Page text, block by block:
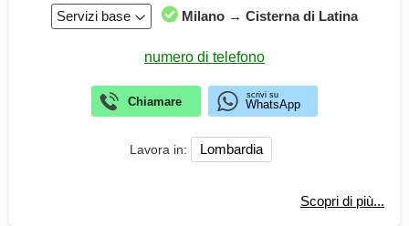
Servizi base Milano → Cisterna di Latina
Lavora in: Lombardia
Scopri di più...